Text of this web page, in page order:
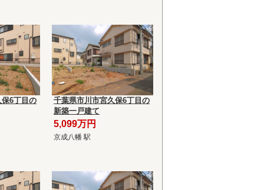
6丁目の
千葉県市川市宮久保6丁目の
新築一戸建て
5,099万円
京成八幡 駅